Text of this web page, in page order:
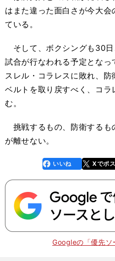
はまた違った面白さが今大
ている。
そして、ボクシングも30日
試合が行なわれる予定となっ
スレル・コラレスに敗れ、
ベルトを取り戻すべく、コ
む。
挑戦するもの、防衛するも
が離せない。
faceboo
k
いいね Xでポ
Googleの「優先ソ